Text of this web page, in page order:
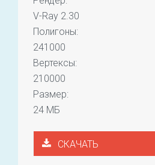
V-Ray 2.30
Полигоны:
241000
Вертексы:
210000
Размер:
24 МБ
СКАЧАТЬ